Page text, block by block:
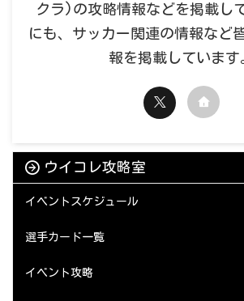
クラ)の攻略情報などを掲載し
にも、サッカー関連の情報など
報を掲載しています
ウイコレ攻略室
イベントスケジュール
選手カード一覧
イベント攻略